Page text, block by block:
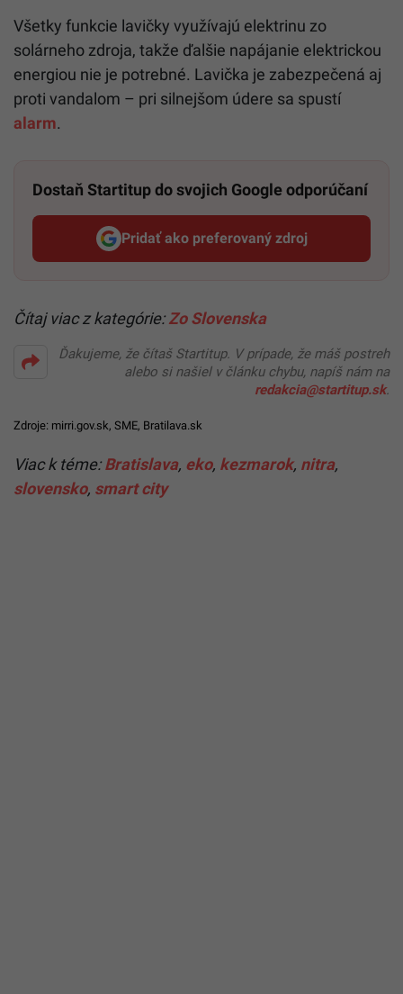
Všetky funkcie lavičky využívajú elektrinu zo
solárneho zdroja, takže ďalšie napájanie elektrickou
energiou nie je potrebné. Lavička je zabezpečená aj
proti vandalom – pri silnejšom údere sa spustí
alarm.
Dostaň Startitup do svojich Google odporúčaní
Pridať ako preferovaný zdroj
Startitup, odkaz sa otvorí v
Čítaj viac z kategórie:Zo Slovenska
Ďakujeme, že čítaš Startitup. V prípade, že máš postreh
alebo si našiel v článku chybu, napíš nám na
redakcia@startitup.sk.
Zdroje: mirri.gov.sk, SME, Bratilava.sk
Viac k téme:Bratislava, eko, kezmarok, nitra,
slovensko, smart city